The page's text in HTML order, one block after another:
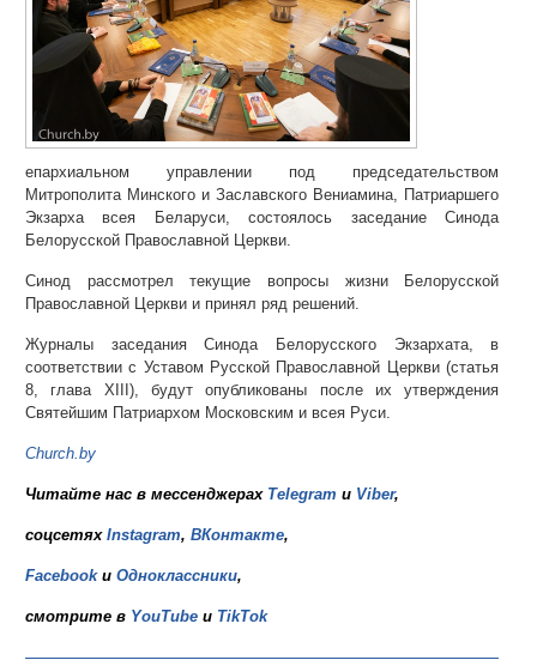
епархиальном управлении под председательством
Митрополита Минского и Заславского Вениамина, Патриаршего
Экзарха всея Беларуси, состоялось заседание Синода
Белорусской Православной Церкви.
Синод рассмотрел текущие вопросы жизни Белорусской
Православной Церкви и принял ряд решений.
Журналы заседания Синода Белорусского Экзархата, в
соответствии с Уставом Русской Православной Церкви (статья
8, глава XIII), будут опубликованы после их утверждения
Святейшим Патриархом Московским и всея Руси.
Church.by
Читайте нас в мессенджерах Telegram и Viber,
соцсетях Instagram, ВКонтакте,
Facebookи Одноклассники,
смотрите в YouTube и TikTok